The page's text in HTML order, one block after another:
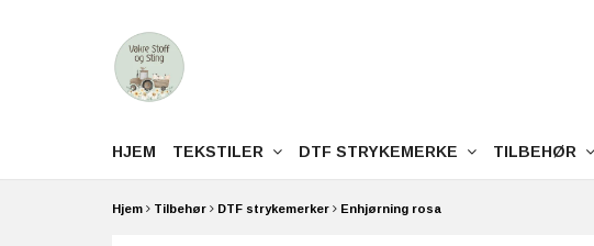
Hjem Tilbehør DTF strykemerker Enhjørning rosa
HJEM TEKSTILER DTF STRYKEMERKE TILBEHØR